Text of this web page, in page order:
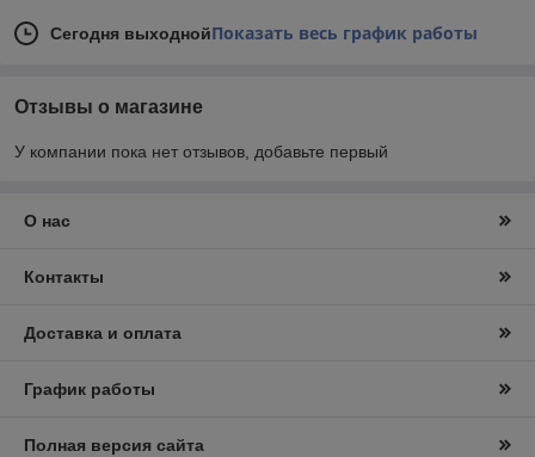
Сегодня выходнойПоказать весь график работы
Отзывы о магазине
У компании пока нет отзывов, добавьте первый
О нас
Контакты
Доставка и оплата
График работы
Полная версия сайта